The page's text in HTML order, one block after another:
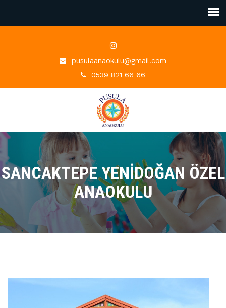
pusulaanaokulu@gmail.com
0539 821 66 66
SANCAKTEPE YENIDOĞAN ÖZEL
ANAOKULU